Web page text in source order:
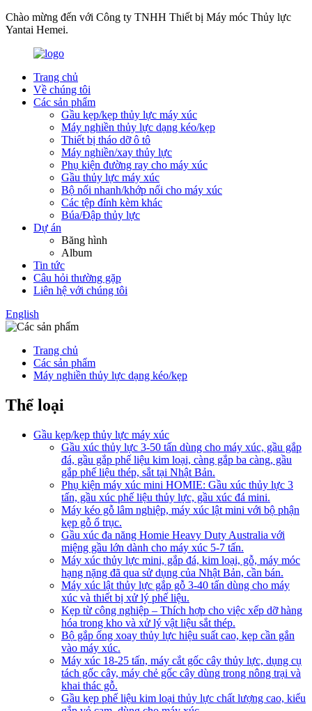
Chào mừng đến với Công ty TNHH Thiết bị Máy móc Thủy lực
Yantai Hemei.
Trang chủ
Về chúng tôi
Các sản phẩm
Gầu kẹp/kẹp thủy lực máy xúc
Máy nghiền thủy lực dạng kéo/kẹp
Thiết bị tháo dỡ ô tô
Máy nghiền/xay thủy lực
Phụ kiện đường ray cho máy xúc
Gầu thủy lực máy xúc
Bộ nối nhanh/khớp nối cho máy xúc
Các tệp đính kèm khác
Búa/Đập thủy lực
Dự án
Băng hình
Album
Tin tức
Câu hỏi thường gặp
Liên hệ với chúng tôi
English
Trang chủ
Các sản phẩm
Máy nghiền thủy lực dạng kéo/kẹp
Thể loại
Gầu kẹp/kẹp thủy lực máy xúc
Gầu xúc thủy lực 3-50 tấn dùng cho máy xúc, gầu gắp
đá, gầu gắp phế liệu kim loại, càng gắp ba càng, gầu
gắp phế liệu thép, sắt tại Nhật Bản.
Phụ kiện máy xúc mini HOMIE: Gầu xúc thủy lực 3
tấn, gầu xúc phế liệu thủy lực, gầu xúc đá mini.
Máy kéo gỗ lâm nghiệp, máy xúc lật mini với bộ phận
kẹp gỗ ổ trục.
Gầu xúc đa năng Homie Heavy Duty Australia với
miệng gầu lớn dành cho máy xúc 5-7 tấn.
Máy xúc thủy lực mini, gắp đá, kim loại, gỗ, máy móc
hạng nặng đã qua sử dụng của Nhật Bản, cần bán.
Máy xúc lật thủy lực gắp gỗ 3-40 tấn dùng cho máy
xúc và thiết bị xử lý phế liệu.
Kẹp từ công nghiệp – Thích hợp cho việc xếp dỡ hàng
hóa trong kho và xử lý vật liệu sắt thép.
Bộ gắp ống xoay thủy lực hiệu suất cao, kẹp cần gắn
vào máy xúc.
Máy xúc 18-25 tấn, máy cắt gốc cây thủy lực, dụng cụ
tách gốc cây, máy chẻ gốc cây dùng trong nông trại và
khai thác gỗ.
Gầu kẹp phế liệu kim loại thủy lực chất lượng cao, kiểu